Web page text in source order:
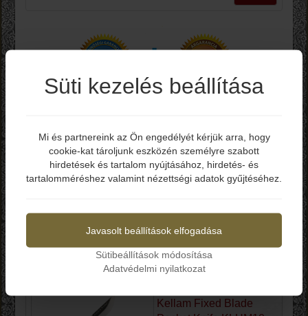
Rendezés
Kellam Fixed Blade
Elmúltál már 18 éves?
Süti kezelés beállítása
Mi és partnereink az Ön engedélyét kérjük arra, hogy
cookie-kat tároljunk eszközén személyre szabott
hirdetések és tartalom nyújtásához, hirdetés- és
tartalomméréshez valamint nézettségi adatok gyűjtéséhez.
Javasolt beállítások elfogadása
Sütibeállítások módosítása
Adatvédelmi nyilatkozat